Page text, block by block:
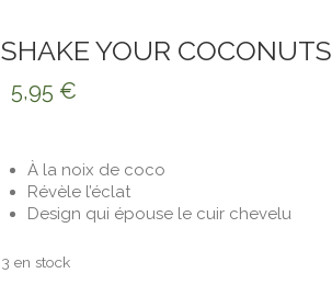
SHAKE YOUR COCONUTS
5,95€
À la noix de coco
Révèle l’éclat
Design qui épouse le cuir chevelu
3 en stock